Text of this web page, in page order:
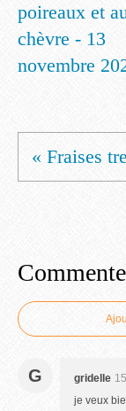
poireaux et
chèvre - 13
novembre
« Fraises
G gridelle
je veux